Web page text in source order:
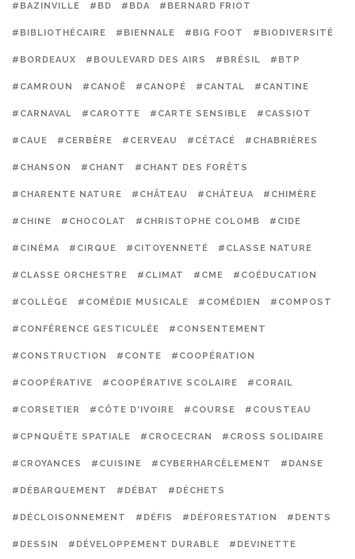
#BAZINVILLE #BD #BDA #BERNARD FRIOT
#BIBLIOTHÉCAIRE #BIENNALE #BIG FOOT #BIODIVERSITÉ
#BORDEAUX #BOULEVARD DES AIRS #BRÉSIL #BTP
#CAMROUN #CANOË #CANOPÉ #CANTAL #CANTINE
#CARNAVAL #CAROTTE #CARTE SENSIBLE #CASSIOT
#CAUE #CERBÈRE #CERVEAU #CÉTACÉ #CHABRIÈRES
#CHANSON #CHANT #CHANT DES FORÊTS
#CHARENTE NATURE #CHÂTEAU #CHÂTEUA #CHIMÈRE
#CHINE #CHOCOLAT #CHRISTOPHE COLOMB #CIDE
#CINÉMA #CIRQUE #CITOYENNETÉ #CLASSE NATURE
#CLASSE ORCHESTRE #CLIMAT #CME #COÉDUCATION
#COLLÈGE #COMÉDIE MUSICALE #COMÉDIEN #COMPOST
#CONFÉRENCE GESTICULÉE #CONSENTEMENT
#CONSTRUCTION #CONTE #COOPÉRATION
#COOPÉRATIVE #COOPÉRATIVE SCOLAIRE #CORAIL
#CORSETIER #CÔTE D'IVOIRE #COURSE #COUSTEAU
#CPNQUÊTE SPATIALE #CROCECRAN #CROSS SOLIDAIRE
#CROYANCES #CUISINE #CYBERHARCÈLEMENT #DANSE
#DÉBARQUEMENT #DÉBAT #DÉCHETS
#DÉCLOISONNEMENT #DÉFIS #DÉFORESTATION #DENTS
#DESSIN #DÉVELOPPEMENT DURABLE #DEVINETTE